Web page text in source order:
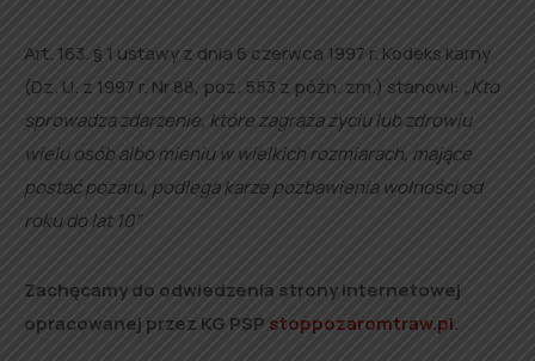
Art. 163. § 1 ustawy z dnia 6 czerwca 1997 r. Kodeks karny
(Dz. U. z 1997 r. Nr 88, poz. 553 z późn. zm.) stanowi: „Kto
sprowadza zdarzenie, które zagraża życiu lub zdrowiu
wielu osób albo mieniu w wielkich rozmiarach, mające
postać pozaru, podlega karze pozbawienia wolności od
roku do lat 10”
Zachęcamy do odwiedzenia strony internetowej
opracowanej przez KG PSP stoppozaromtraw.pl.